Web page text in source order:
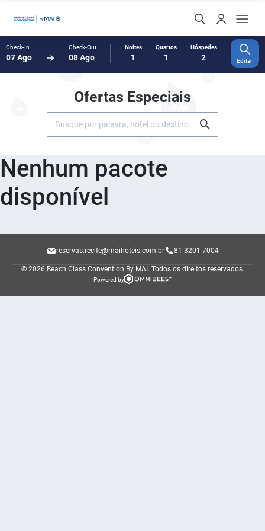
Check-In
07 Ago
Check-Out
08 Ago
Noites
1
Quartos
1
Hóspedes
2 Editar
Ofertas Especiais
Nenhum pacote
disponível
reservas.recife@maihoteis.com.br 81 3201-7004
© 2026 Beach Class Convention By MAI. Todos os direitos reservados.
Powered by